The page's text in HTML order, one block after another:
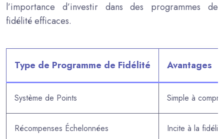
l’importance d’investir dans des programmes de
fidélité efficaces.
Type de Programme de Fidélité Avantages
Système de Points Simple à
Récompenses Échelonnées Incite à la